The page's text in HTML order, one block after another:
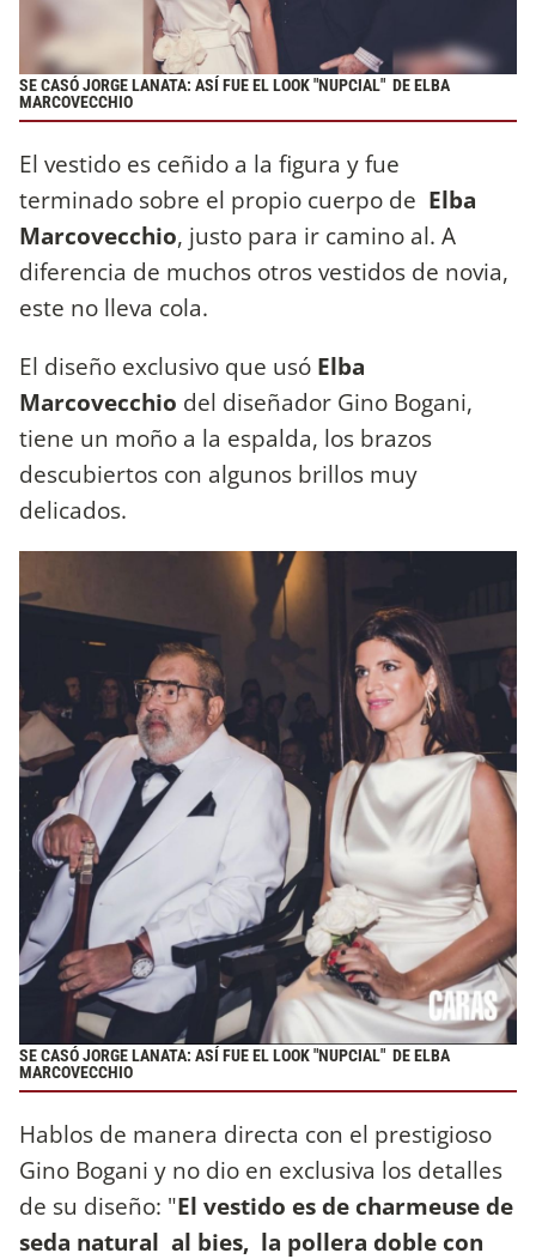
SE CASÓ JORGE LANATA: ASÍ FUE EL LOOK "NUPCIAL" DE ELBA
MARCOVECCHIO
El vestido es ceñido a la figura y fue
terminado sobre el propio cuerpo de Elba
Marcovecchio, justo para ir camino al. A
diferencia de muchos otros vestidos de novia,
este no lleva cola.
El diseño exclusivo que usó Elba
Marcovecchio del diseñador Gino Bogani,
tiene un moño a la espalda, los brazos
descubiertos con algunos brillos muy
delicados.
SE CASÓ JORGE LANATA: ASÍ FUE EL LOOK "NUPCIAL" DE ELBA
MARCOVECCHIO
Hablos de manera directa con el prestigioso
Gino Bogani y no dio en exclusiva los detalles
de su diseño: "El vestido es de charmeuse de
seda natural al bies, la pollera doble con